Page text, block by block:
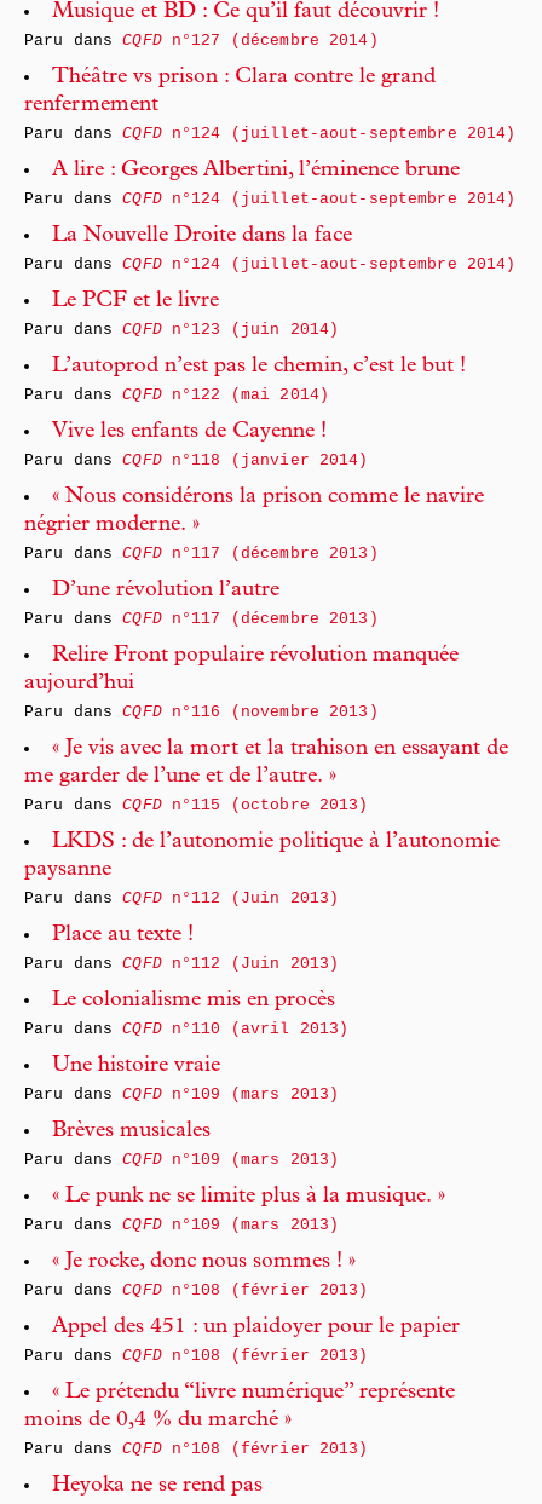
Musique et BD : Ce qu’il faut découvrir !
Paru dansCQFDn°127 (décembre 2014)
Théâtre vs prison : Clara contre le grand
renfermement
Paru dansCQFDn°124 (juillet-aout-septembre 2014)
A lire : Georges Albertini, l’éminence brune
Paru dansCQFDn°124 (juillet-aout-septembre 2014)
La Nouvelle Droite dans la face
Paru dansCQFDn°124 (juillet-aout-septembre 2014)
Le PCF et le livre
Paru dansCQFDn°123 (juin 2014)
L’autoprod n’est pas le chemin, c’est le but !
Paru dansCQFDn°122 (mai 2014)
Vive les enfants de Cayenne !
Paru dansCQFDn°118 (janvier 2014)
« Nous considérons la prison comme le navire
négrier moderne. »
Paru dansCQFDn°117 (décembre 2013)
D’une révolution l’autre
Paru dansCQFDn°117 (décembre 2013)
Relire Front populaire révolution manquée
aujourd’hui
Paru dansCQFDn°116 (novembre 2013)
« Je vis avec la mort et la trahison en essayant de
me garder de l’une et de l’autre. »
Paru dansCQFDn°115 (octobre 2013)
LKDS : de l’autonomie politique à l’autonomie
paysanne
Paru dansCQFDn°112 (Juin 2013)
Place au texte !
Paru dansCQFDn°112 (Juin 2013)
Le colonialisme mis en procès
Paru dansCQFDn°110 (avril 2013)
Une histoire vraie
Paru dansCQFDn°109 (mars 2013)
Brèves musicales
Paru dansCQFDn°109 (mars 2013)
« Le punk ne se limite plus à la musique. »
Paru dansCQFDn°109 (mars 2013)
« Je rocke, donc nous sommes ! »
Paru dansCQFDn°108 (février 2013)
Appel des 451 : un plaidoyer pour le papier
Paru dansCQFDn°108 (février 2013)
« Le prétendu “livre numérique” représente
moins de 0,4 % du marché »
Paru dansCQFDn°108 (février 2013)
Heyoka ne se rend pas